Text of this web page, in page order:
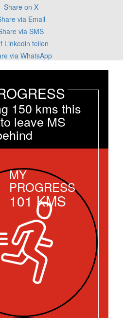
Share on X
via Email
via SMS
Linkedin teilen
via WhatsApp
150 kms this
leave MS
MY
PROGRESS
101 KMS